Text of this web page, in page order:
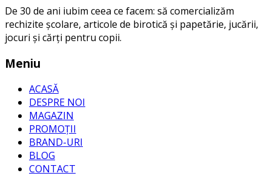
De 30 de ani iubim ceea ce facem: să comercializăm
rechizite școlare, articole de birotică și papetărie, jucării,
jocuri și cărți pentru copii.
Meniu
ACASĂ
DESPRE NOI
MAGAZIN
PROMOȚII
BRAND-URI
BLOG
CONTACT